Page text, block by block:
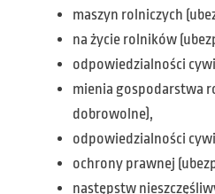
maszyn rolniczych
na życie rolników
odpowiedzialności
mienia gospodarstwa
dobrowolne),
odpowiedzialności
ochrony prawnej
następstw